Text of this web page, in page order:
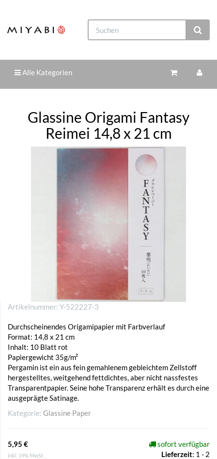
Alle Kategorien
Glassine Origami Fantasy
Reimei 14,8 x 21 cm
Artikelnummer: Y-522227-3
Durchscheinendes Origamipapier mit Farbverlauf
Format: 14,8 x 21 cm
Inhalt: 10 Blatt rot
Papiergewicht 35g/m²
Pergamin ist ein aus fein gemahlenem gebleichtem Zellstoff
hergestelltes, weitgehend fettdichtes, aber nicht nassfestes
Transparentpapier. Seine hohe Transparenz erhält es durch eine
ausgeprägte Satinage.
Kategorie: Glassine Paper
5,95 €
inkl. 19% MwSt. ,
sofort verfügbar
Lieferzeit: 1 - 2